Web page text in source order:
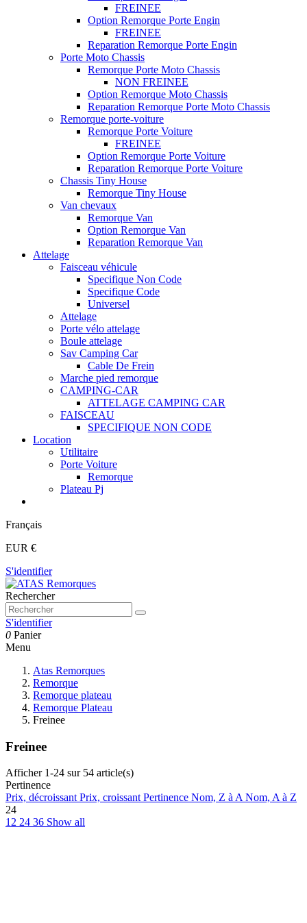
FREINEE
Option Remorque Porte Engin
FREINEE
Reparation Remorque Porte Engin
Porte Moto Chassis
Remorque Porte Moto Chassis
NON FREINEE
Option Remorque Moto Chassis
Reparation Remorque Porte Moto Chassis
Remorque porte-voiture
Remorque Porte Voiture
FREINEE
Option Remorque Porte Voiture
Reparation Remorque Porte Voiture
Chassis Tiny House
Remorque Tiny House
Van chevaux
Remorque Van
Option Remorque Van
Reparation Remorque Van
Attelage
Faisceau véhicule
Specifique Non Code
Specifique Code
Universel
Attelage
Porte vélo attelage
Boule attelage
Sav Camping Car
Cable De Frein
Marche pied remorque
CAMPING-CAR
ATTELAGE CAMPING CAR
FAISCEAU
SPECIFIQUE NON CODE
Location
Utilitaire
Porte Voiture
Remorque
Plateau Pj
Français
EUR €
S'identifier
Rechercher
S'identifier
0 Panier
Menu
Atas Remorques
Remorque
Remorque plateau
Remorque Plateau
Freinee
Freinee
Afficher 1-24 sur 54 article(s)
Pertinence
Prix, décroissantPrix, croissantPertinence Nom, Z à ANom, A à Z
24
12 24 36 Show all